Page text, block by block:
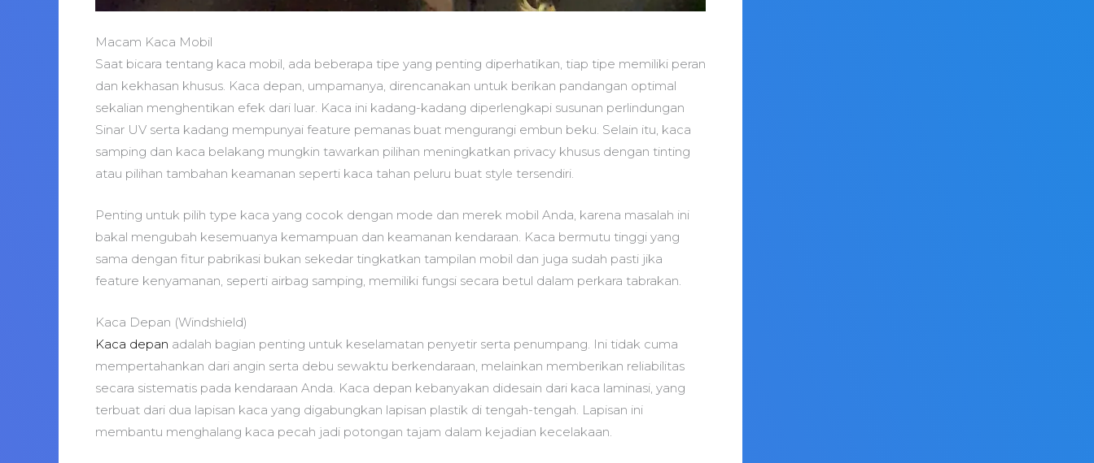
Macam Kaca Mobil
Saat bicara tentang kaca mobil, ada beberapa tipe yang penting diperhatikan, tiap tipe memiliki peran
dan kekhasan khusus. Kaca depan, umpamanya, direncanakan untuk berikan pandangan optimal
sekalian menghentikan efek dari luar. Kaca ini kadang-kadang diperlengkapi susunan perlindungan
Sinar UV serta kadang mempunyai feature pemanas buat mengurangi embun beku. Selain itu, kaca
samping dan kaca belakang mungkin tawarkan pilihan meningkatkan privacy khusus dengan tinting
atau pilihan tambahan keamanan seperti kaca tahan peluru buat style tersendiri.
Penting untuk pilih type kaca yang cocok dengan mode dan merek mobil Anda, karena masalah ini
bakal mengubah kesemuanya kemampuan dan keamanan kendaraan. Kaca bermutu tinggi yang
sama dengan fitur pabrikasi bukan sekedar tingkatkan tampilan mobil dan juga sudah pasti jika
feature kenyamanan, seperti airbag samping, memiliki fungsi secara betul dalam perkara tabrakan.
Kaca Depan (Windshield)
Kaca depan adalah bagian penting untuk keselamatan penyetir serta penumpang. Ini tidak cuma
mempertahankan dari angin serta debu sewaktu berkendaraan, melainkan memberikan reliabilitas
secara sistematis pada kendaraan Anda. Kaca depan kebanyakan didesain dari kaca laminasi, yang
terbuat dari dua lapisan kaca yang digabungkan lapisan plastik di tengah-tengah. Lapisan ini
membantu menghalang kaca pecah jadi potongan tajam dalam kejadian kecelakaan.